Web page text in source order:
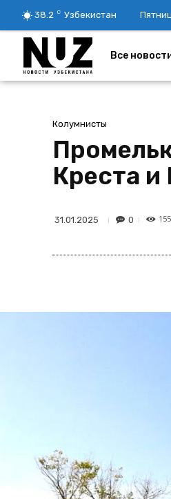
38.2 C Узбекистан
Все
Колумнисты
Креста и
31.01.2025 0